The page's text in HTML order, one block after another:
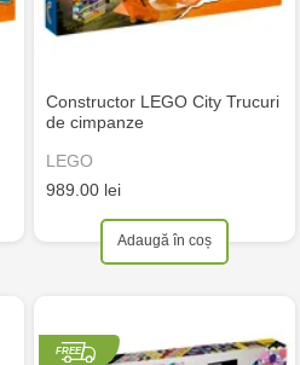
Constructor LEGO City Trucuri
de cimpanze
LEGO
989.00 lei
Adaugă în coș